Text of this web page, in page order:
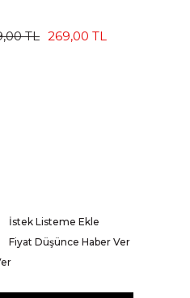
TL 269,00 TL
İstek Listeme Ekle
Fiyat Düşünce Haber Ver